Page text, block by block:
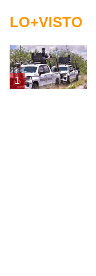
LO+VISTO
1